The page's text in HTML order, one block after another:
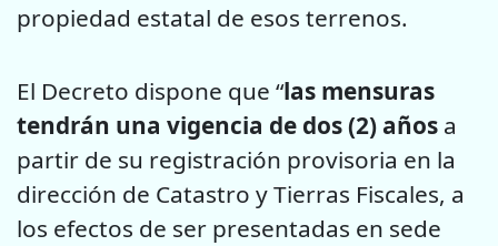
propiedad estatal de esos terrenos.
El Decreto dispone que “las mensuras
tendrán una vigencia de dos (2) años a
partir de su registración provisoria en la
dirección de Catastro y Tierras Fiscales, a
los efectos de ser presentadas en sede